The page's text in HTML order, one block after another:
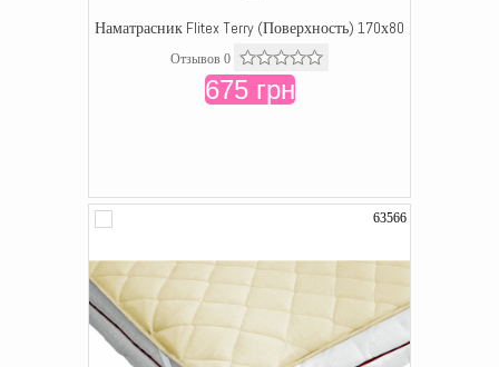
Наматрасник Flitex Terry (Поверхность) 170х80
Отзывов 0
675 грн
63566